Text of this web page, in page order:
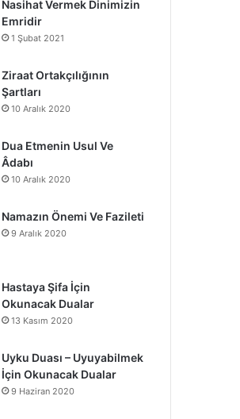
o
o
k
b
g
a
Nasihat Vermek Dinimizin
Emridir
1 Şubat 2021
Ziraat Ortakçılığının
Şartları
10 Aralık 2020
Dua Etmenin Usul Ve
Âdabı
10 Aralık 2020
Namazın Önemi Ve Fazileti
9 Aralık 2020
Hastaya Şifa İçin
Okunacak Dualar
13 Kasım 2020
Uyku Duası – Uyuyabilmek
İçin Okunacak Dualar
9 Haziran 2020